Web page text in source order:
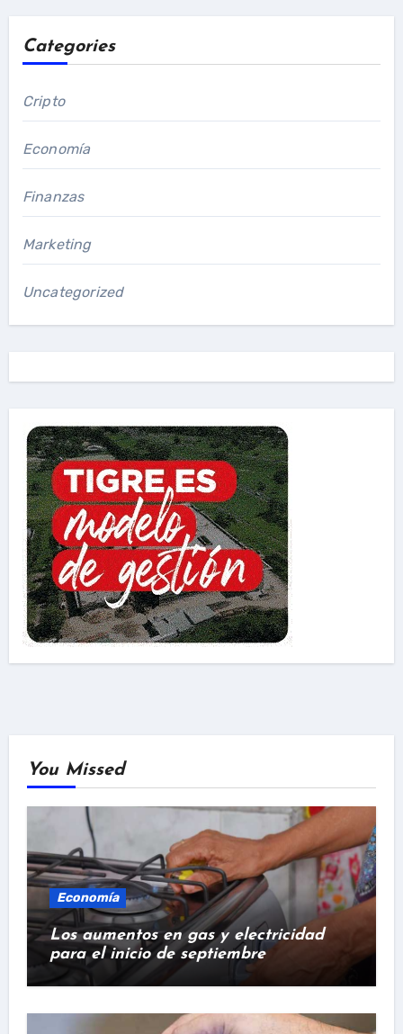
Categories
Cripto
Economía
Finanzas
Marketing
Uncategorized
You Missed
Economía
Los aumentos en gas y electricidad
para el inicio de septiembre